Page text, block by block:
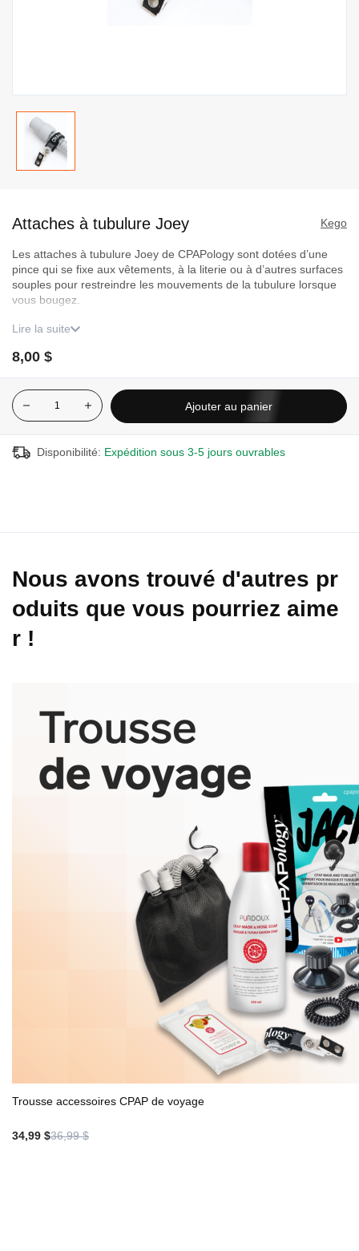
début
la
Galerie
d’images
Kego
Attaches à tubulure Joey
Les attaches à tubulure Joey de CPAPology sont dotées d’une
pince qui se fixe aux vêtements, à la literie ou à d’autres surfaces
souples pour restreindre les mouvements de la tubulure lorsque
vous bougez.
Détails du produit
Contient trois attaches (3) par paquet
Lire la suite
8,00 $
Ajouter au panier
Disponibilité: Expédition sous 3-5 jours ouvrables
Nous avons trouvé d'autres pr
oduits que vous pourriez aime
r !
Trousse accessoires CPAP de voyage
34,99 $36,99 $